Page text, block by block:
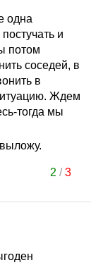
одна
и
потом
соседей, в
в
Ждем
тогда мы
2 /3